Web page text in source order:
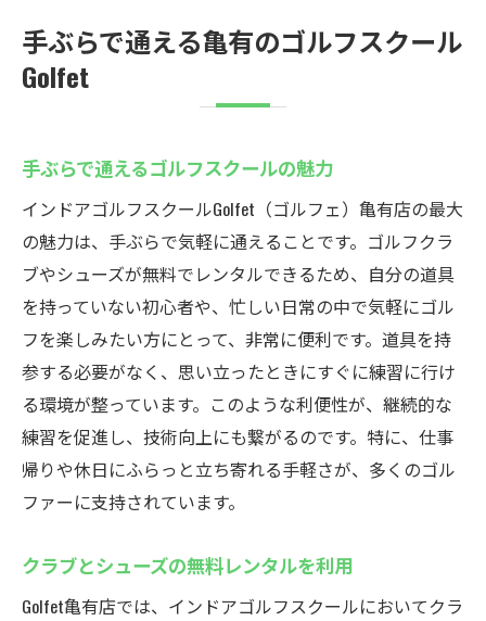
手ぶらで通える亀有のゴルフスクール
Golfet
手ぶらで通えるゴルフスクールの魅力
インドアゴルフスクールGolfet（ゴルフェ）亀有店の最大
の魅力は、手ぶらで気軽に通えることです。ゴルフクラ
ブやシューズが無料でレンタルできるため、自分の道具
を持っていない初心者や、忙しい日常の中で気軽にゴル
フを楽しみたい方にとって、非常に便利です。道具を持
参する必要がなく、思い立ったときにすぐに練習に行け
る環境が整っています。このような利便性が、継続的な
練習を促進し、技術向上にも繋がるのです。特に、仕事
帰りや休日にふらっと立ち寄れる手軽さが、多くのゴル
ファーに支持されています。
クラブとシューズの無料レンタルを利用
Golfet亀有店では、インドアゴルフスクールにおいてクラ